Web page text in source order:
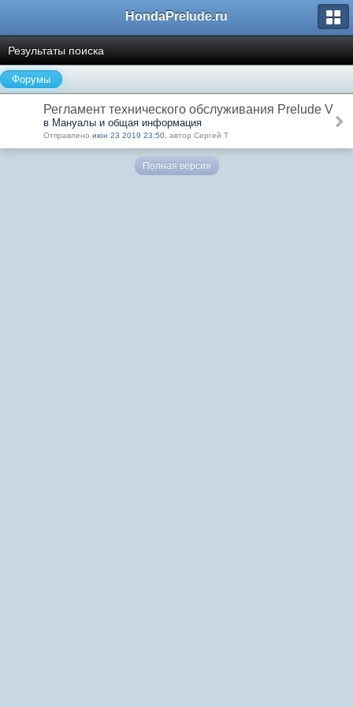
HondaPrelude.ru
Результаты поиска
Форумы
Регламент технического обслуживания Prelude V
в Мануалы и общая информация
Отправлено июн 23 2019 23:50 , автор Сергей Т
Полная версия